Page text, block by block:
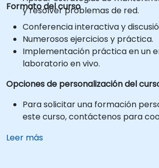
y resolver problemas de red.
Formato del curso
Conferencia interactiva y
Numerosos ejercicios y práctica.
Implementación práctica en un
laboratorio en vivo.
Opciones de personalización del
Para solicitar una formación
este curso, contáctenos para
Leer más